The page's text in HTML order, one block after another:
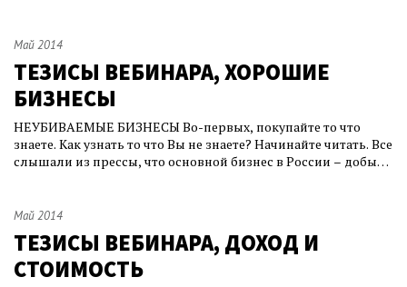
рынка в ноябре-декабре, его можно прочувствовать так
Май 2014
ТЕЗИСЫ ВЕБИНАРА, ХОРОШИЕ
БИЗНЕСЫ
НЕУБИВАЕМЫЕ БИЗНЕСЫ Во-первых, покупайте то что
знаете. Как узнать то что Вы не знаете? Начинайте читать. Все
слышали из прессы, что основной бизнес в России – добыча
нефтяного бизнеса: узнайте как нефть добывается, какие
Май 2014
ТЕЗИСЫ ВЕБИНАРА, ДОХОД И
СТОИМОСТЬ